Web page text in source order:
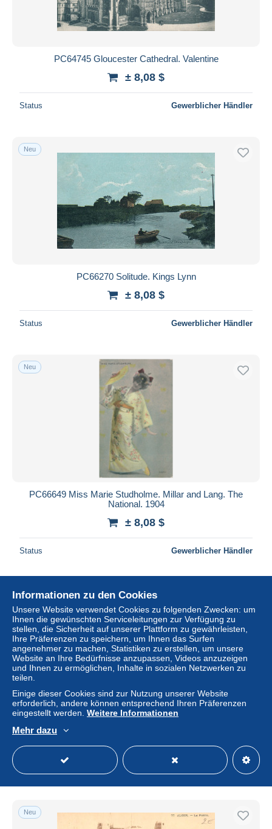
PC64745 Gloucester Cathedral. Valentine
± 8,08 $
Status Gewerblicher Händler
Neu
PC66270 Solitude. Kings Lynn
± 8,08 $
Status Gewerblicher Händler
Neu
PC66649 Miss Marie Studholme. Millar and Lang. The
National. 1904
± 8,08 $
Status Gewerblicher Händler
Neu
Gewerblicher Händler
Neu
Informationen zu den Cookies
Unsere Website verwendet Cookies zu folgenden Zwecken: um
Ihnen die gewünschten Serviceleitungen zur Verfügung zu
stellen, die Sicherheit auf unserer Plattform zu gewährleisten,
Ihre Präferenzen zu speichern, um Ihnen das Surfen
angenehmer zu machen, Statistiken zu erstellen, um unsere
Website an Ihre Bedürfnisse anzupassen, Videos anzuzeigen
und Ihnen zu ermöglichen, Inhalte in sozialen Netzwerken zu
teilen.
Einige dieser Cookies sind zur Nutzung unserer Website
erforderlich, andere können entsprechend Ihren Präferenzen
eingestellt werden. Weitere Informationen
Mehr dazu